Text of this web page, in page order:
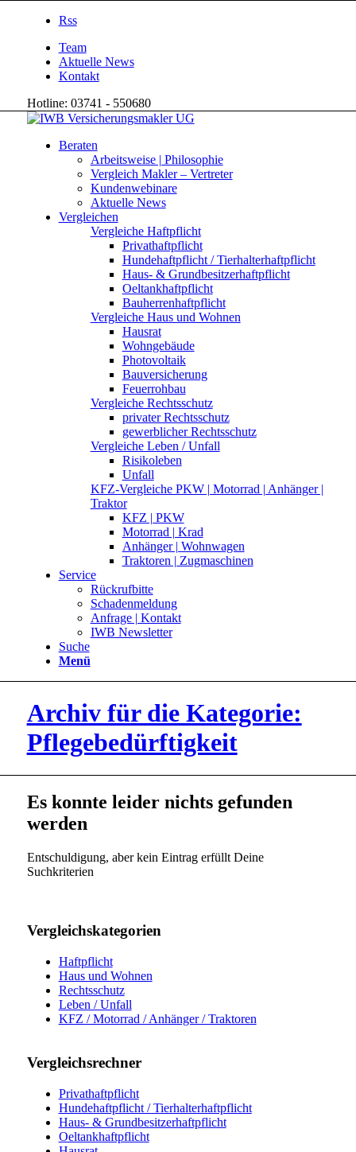
Rss
Team
Aktuelle News
Kontakt
Hotline: 03741 - 550680
Beraten
Arbeitsweise | Philosophie
Vergleich Makler – Vertreter
Kundenwebinare
Aktuelle News
Vergleichen
Vergleiche Haftpflicht
Privathaftpflicht
Hundehaftpflicht / Tierhalterhaftpflicht
Haus- & Grundbesitzerhaftpflicht
Oeltankhaftpflicht
Bauherrenhaftpflicht
Vergleiche Haus und Wohnen
Hausrat
Wohngebäude
Photovoltaik
Bauversicherung
Feuerrohbau
Vergleiche Rechtsschutz
privater Rechtsschutz
gewerblicher Rechtsschutz
Vergleiche Leben / Unfall
Risikoleben
Unfall
KFZ-Vergleiche PKW | Motorrad | Anhänger |
Traktor
KFZ | PKW
Motorrad | Krad
Anhänger | Wohnwagen
Traktoren | Zugmaschinen
Service
Rückrufbitte
Schadenmeldung
Anfrage | Kontakt
IWB Newsletter
Suche
Menü
Archiv für die Kategorie:
Pflegebedürftigkeit
Es konnte leider nichts gefunden
werden
Entschuldigung, aber kein Eintrag erfüllt Deine
Suchkriterien
Vergleichskategorien
Haftpflicht
Haus und Wohnen
Rechtsschutz
Leben / Unfall
KFZ / Motorrad / Anhänger / Traktoren
Vergleichsrechner
Privathaftpflicht
Hundehaftpflicht / Tierhalterhaftpflicht
Haus- & Grundbesitzerhaftpflicht
Oeltankhaftpflicht